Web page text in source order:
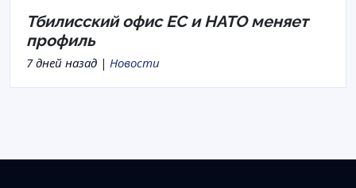
Тбилисский офис ЕС и НАТО меняет
профиль
7 дней назад | Новости